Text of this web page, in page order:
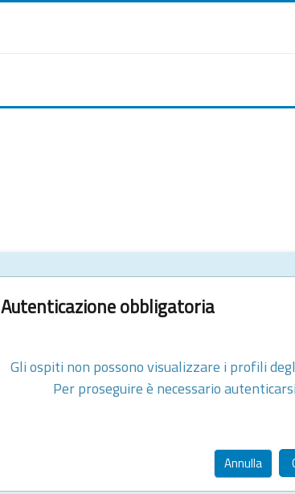
Autenticazione obbligatoria
Gli ospiti non possono visualizzare i profili
Per proseguire è necessario
Annulla